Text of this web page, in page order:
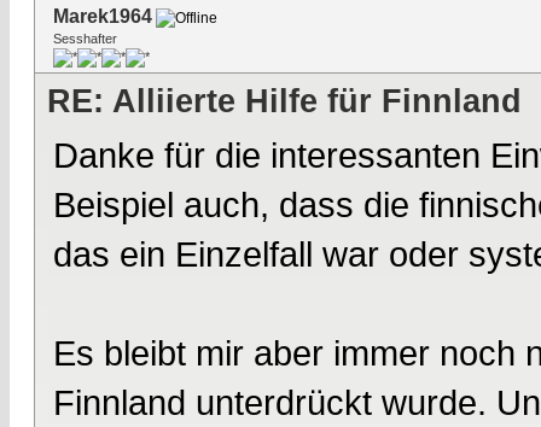
Marek1964
Sesshafter
RE: Alliierte Hilfe für Finnland
Danke für die interessanten
Beispiel auch, dass die
das ein Einzelfall war oder
Es bleibt mir aber immer noch
Finnland unterdrückt wurde.